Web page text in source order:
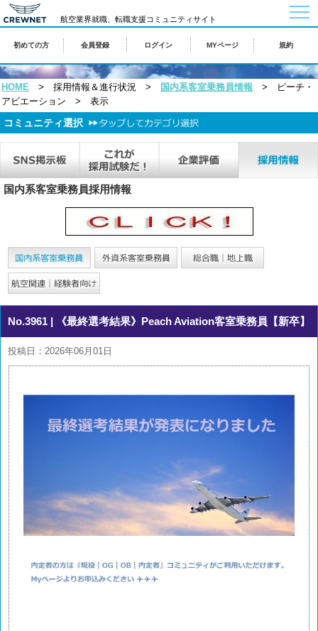
航空業界就職、転職支援コミュニティサイト
初めての方 会員登録 ログイン MYページ 規約
HOME > 採用情報＆進行状況 > 国内系客室乗務員情報 > ピーチ・
アビエーション > 表示
コミュニティ選択
国内系客室乗務員採用情報
No.3961 | 《最終選考結果》Peach Aviation客室乗務員【新卒】
投稿日：2026年06月01日